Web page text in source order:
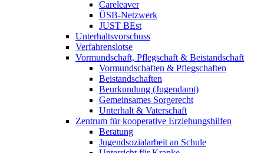
Careleaver
ÜSB-Netzwerk
JUST BEst
Unterhaltsvorschuss
Verfahrenslotse
Vormundschaft, Pflegschaft & Beistandschaft
Vormundschaften & Pflegschaften
Beistandschaften
Beurkundung (Jugendamt)
Gemeinsames Sorgerecht
Unterhalt & Vaterschaft
Zentrum für kooperative Erziehungshilfen
Beratung
Jugendsozialarbeit an Schule